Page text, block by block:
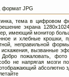
формат JPG
тема в цифровом
экрана
имеющий монитор
и хлебные крошки,
неправильной
вызванные
пожаловать,
не напрягая мозги
абсолютно